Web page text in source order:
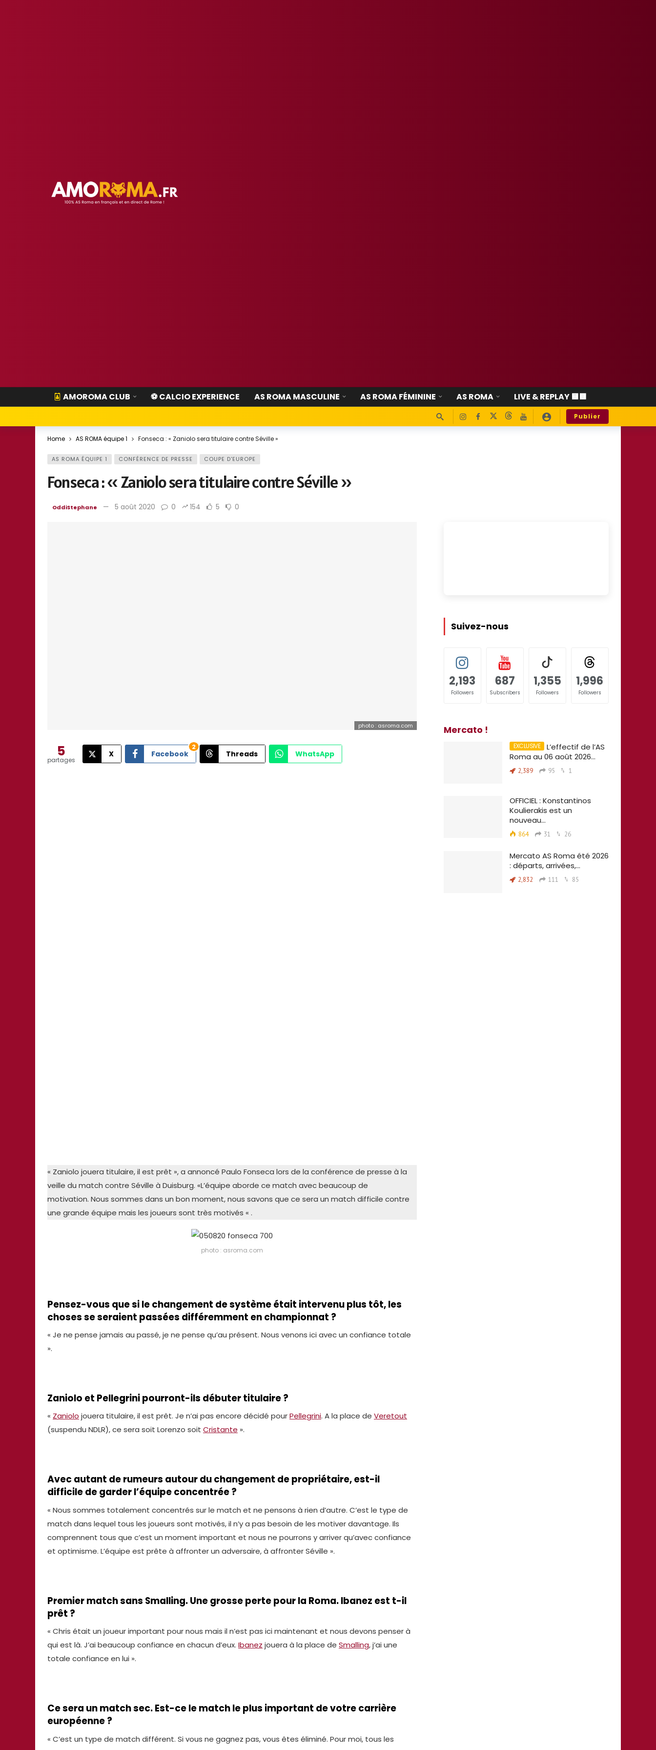
AMOROMA CLUB ⚽ CALCIO EXPERIENCE AS ROMA MASCULINE AS ROMA FÉMININE AS ROMA LIVE & REPLAY 🟨🟥
Publier
Home AS ROMA équipe 1 Fonseca : « Zaniolo sera titulaire contre Séville »
AS ROMA ÉQUIPE 1 CONFÉRENCE DE PRESSE COUPE D'EUROPE
Fonseca : « Zaniolo sera titulaire contre Séville »
OddiStephane 5 août 2020 0 154 5 0
photo : asroma.com
5
partages
X Facebook
2
Threads WhatsApp
« Zaniolo jouera titulaire, il est prêt », a annoncé Paulo Fonseca lors de la conférence de presse à la
veille du match contre Séville à Duisburg. «L’équipe aborde ce match avec beaucoup de
motivation. Nous sommes dans un bon moment, nous savons que ce sera un match difficile contre
une grande équipe mais les joueurs sont très motivés « .
photo : asroma.com
Pensez-vous que si le changement desystème était intervenu plus tôt, les
choses se seraient passées différemment en championnat ?
« Je ne pense jamais au passé, je ne pense qu’au présent. Nous venons ici avec un confiance totale
».
Zaniolo et Pellegrini pourront-ils débuter titulaire ?
« Zaniolo jouera titulaire, il est prêt. Je n’ai pas encore décidé pourPellegrini. A la place de Veretout
(suspendu NDLR), ce sera soit Lorenzo soit Cristante ».
Avec autant de rumeurs autour du changement de propriétaire, est-il
difficile de garder l’équipe concentrée ?
« Nous sommes totalement concentrés sur le match et ne pensons à rien d’autre. C’est le type de
match dans lequel tous les joueurs sont motivés, il n’y a pas besoin de les motiver davantage. Ils
comprennent tous que c’est un moment important et nous ne pourrons y arriver qu’avec confiance
et optimisme. L’équipe est prête à affronter un adversaire, à affronter Séville ».
Premier match sans Smalling. Une grosse perte pour la Roma. Ibanez est t-il
prêt ?
« Chris était un joueur important pour nous mais il n’est pas ici maintenant et nous devons penser à
qui est là. J’ai beaucoup confiance en chacun d’eux. Ibanez jouera à la place de Smalling, j’ai une
totale confiance en lui ».
Ce sera un match sec. Est-ce le match le plus important de votre carrière
européenne ?
« C’est un type de match différent. Si vous ne gagnez pas, vous êtes éliminé. Pour moi, tous les
Suivez-nous
2,193
Followers
687
Subscribers
1,355
Followers
1,996
Followers
Mercato !
L’effectif de l’AS
Roma au 06 août 2026…
2,389 95 1
OFFICIEL : Konstantinos
Koulierakis est un
nouveau…
864 31 26
Mercato AS Roma été 2026
: départs, arrivées,…
2,832 111 85